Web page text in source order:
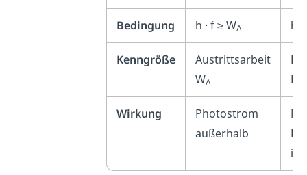
Bedingung h · f ≥ WA h
Kenngröße
Austrittsarbeit
WA
E
Wirkung
Photostrom
außerhalb
im